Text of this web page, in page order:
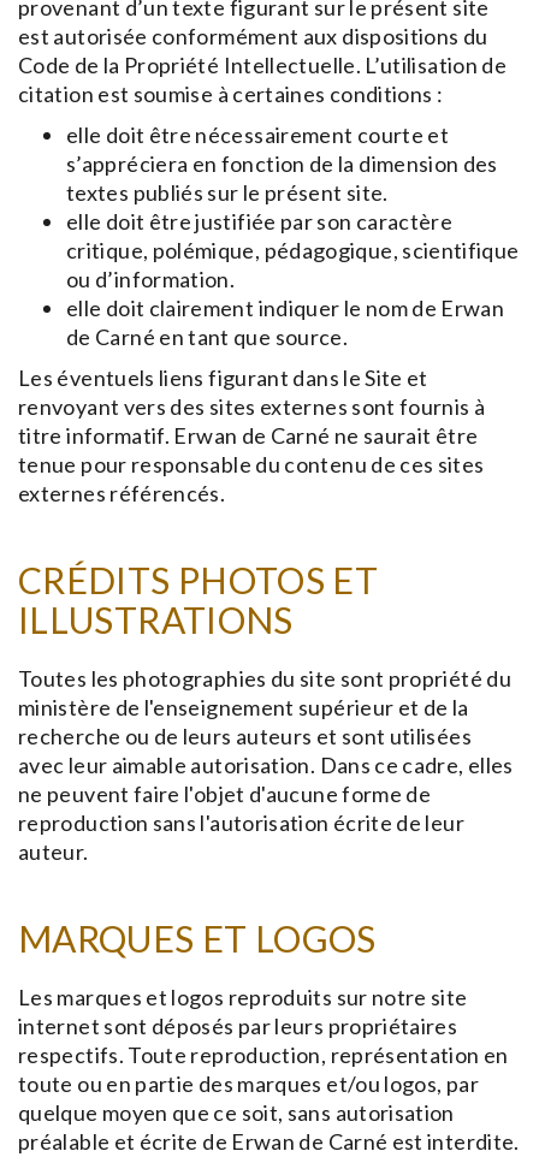
provenant d’un texte figurant sur le présent site
est autorisée conformément aux dispositions du
Code de la Propriété Intellectuelle. L’utilisation de
citation est soumise à certaines conditions :
elle doit être nécessairement courte et
s’appréciera en fonction de la dimension des
textes publiés sur le présent site.
elle doit être justifiée par son caractère
critique, polémique, pédagogique, scientifique
ou d’information.
elle doit clairement indiquer le nom de Erwan
de Carné en tant que source.
Les éventuels liens figurant dans le Site et
renvoyant vers des sites externes sont fournis à
titre informatif. Erwan de Carné ne saurait être
tenue pour responsable du contenu de ces sites
externes référencés.
CRÉDITS PHOTOS ET
ILLUSTRATIONS
Toutes les photographies du site sont propriété du
ministère de l'enseignement supérieur et de la
recherche ou de leurs auteurs et sont utilisées
avec leur aimable autorisation. Dans ce cadre, elles
ne peuvent faire l'objet d'aucune forme de
reproduction sans l'autorisation écrite de leur
auteur.
MARQUES ET LOGOS
Les marques et logos reproduits sur notre site
internet sont déposés par leurs propriétaires
respectifs. Toute reproduction, représentation en
toute ou en partie des marques et/ou logos, par
quelque moyen que ce soit, sans autorisation
préalable et écrite de Erwan de Carné est interdite.